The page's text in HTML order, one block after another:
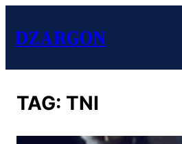
DZARGON
TAG: TNI